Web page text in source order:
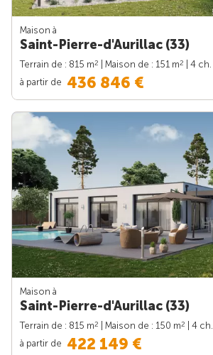
Maison à
Saint-Pierre-d'Aurillac (33)
Terrain de : 815 m2 | Maison de : 151 m2
| 4 ch.
à partir de 436 846 €
Maison à
Saint-Pierre-d'Aurillac (33)
Terrain de : 815 m2 | Maison de : 150 m2
| 4 ch.
à partir de 422 149 €